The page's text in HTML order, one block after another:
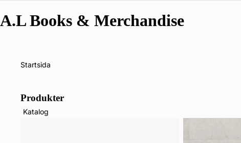
A.L Books & Merchandise
Startsida
Katalog
Produkter